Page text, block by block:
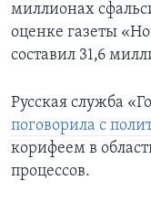
миллионах
оценке газеты
составил 31,6
Русская служба
поговорила с
корифеем в
процессов.